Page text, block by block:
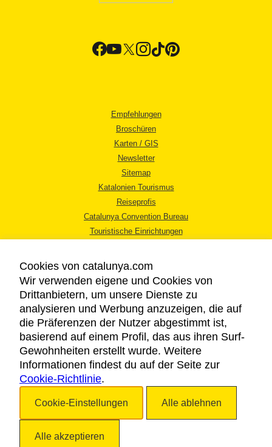
Empfehlungen
Broschüren
Karten / GIS
Newsletter
Sitemap
Katalonien Tourismus
Reiseprofis
Catalunya Convention Bureau
Touristische Einrichtungen
RECHTLICHER HINWEIS
DATENSCHUTZICHTLINIE
COOKIES
BARRIEREFREIHEIT
Cookies von catalunya.com
Wir verwenden eigene und Cookies von
Drittanbietern, um unsere Dienste zu
analysieren und Werbung anzuzeigen, die auf
die Präferenzen der Nutzer abgestimmt ist,
basierend auf einem Profil, das aus ihren Surf-
Gewohnheiten erstellt wurde. Weitere
Informationen findest du auf der Seite zur
Cookie-Richtlinie.
Cookie-Einstellungen Alle ablehnen
Alle akzeptieren